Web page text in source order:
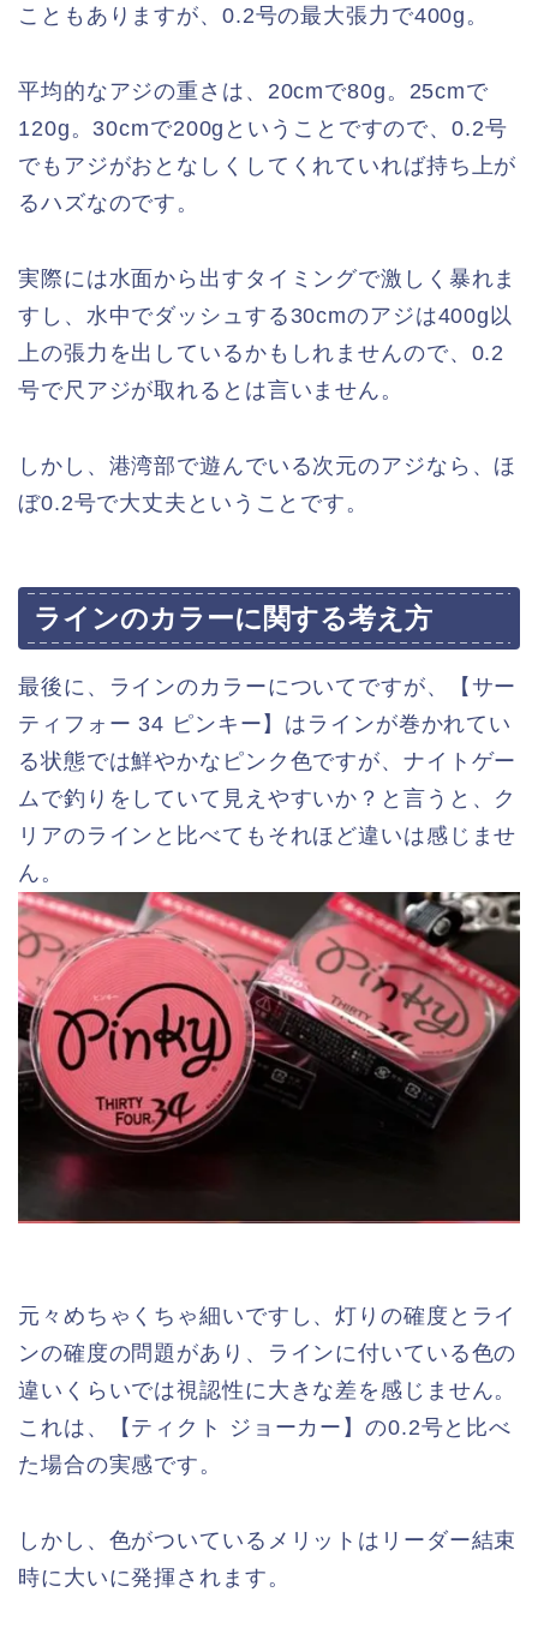
こともありますが、0.2号の最大張力で400g。
平均的なアジの重さは、20cmで80g。25cmで
120g。30cmで200gということですので、0.2号
でもアジがおとなしくしてくれていれば持ち上が
るハズなのです。
実際には水面から出すタイミングで激しく暴れま
すし、水中でダッシュする30cmのアジは400g以
上の張力を出しているかもしれませんので、0.2
号で尺アジが取れるとは言いません。
しかし、港湾部で遊んでいる次元のアジなら、ほ
ぼ0.2号で大丈夫ということです。
ラインのカラーに関する考え方
最後に、ラインのカラーについてですが、【サー
ティフォー 34 ピンキー】はラインが巻かれてい
る状態では鮮やかなピンク色ですが、ナイトゲー
ムで釣りをしていて見えやすいか？と言うと、ク
リアのラインと比べてもそれほど違いは感じませ
ん。
元々めちゃくちゃ細いですし、灯りの確度とライ
ンの確度の問題があり、ラインに付いている色の
違いくらいでは視認性に大きな差を感じません。
これは、【ティクト ジョーカー】の0.2号と比べ
た場合の実感です。
しかし、色がついているメリットはリーダー結束
時に大いに発揮されます。